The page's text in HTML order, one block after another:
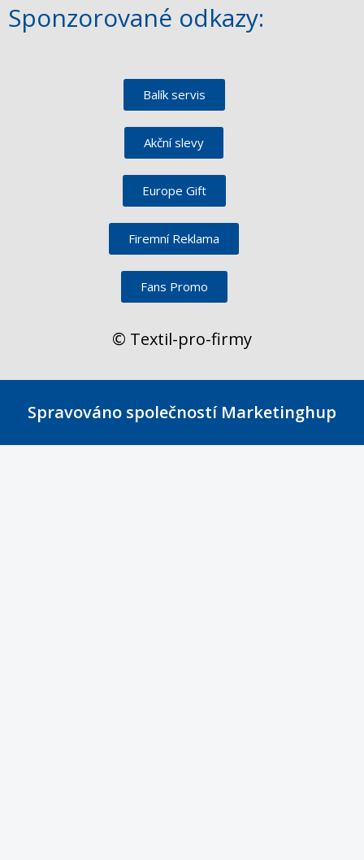
Sponzorované odkazy:
Balík servis
Akční slevy
Europe Gift
Firemní Reklama
Fans Promo
© Textil-pro-firmy
Spravováno společností Marketinghup